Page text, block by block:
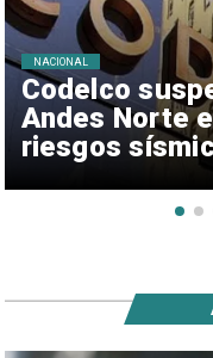
Codelco
Andes Norte
riesgos
NACIONAL